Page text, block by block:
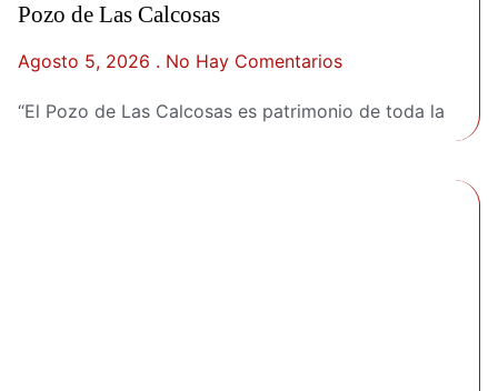
Pozo de Las Calcosas
Agosto 5, 2026 No Hay Comentarios
“El Pozo de Las Calcosas es patrimonio de toda la